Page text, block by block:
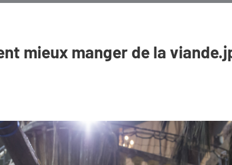
mieux manger de la